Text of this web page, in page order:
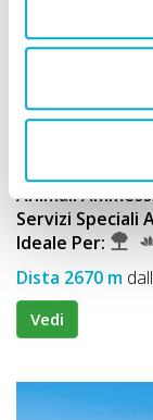
Gabicce
Animali
Servizi Speciali
Ideale Per:
Dista 2670 m
Vedi